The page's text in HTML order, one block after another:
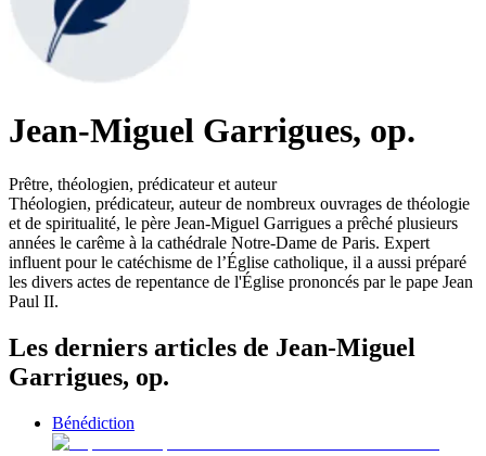
Jean-Miguel Garrigues, op.
Prêtre, théologien, prédicateur et auteur
Théologien, prédicateur, auteur de nombreux ouvrages de théologie
et de spiritualité, le père Jean-Miguel Garrigues a prêché plusieurs
années le carême à la cathédrale Notre-Dame de Paris. Expert
influent pour le catéchisme de l’Église catholique, il a aussi préparé
les divers actes de repentance de l'Église prononcés par le pape Jean
Paul II.
Les derniers articles de Jean-Miguel
Garrigues, op.
Bénédiction